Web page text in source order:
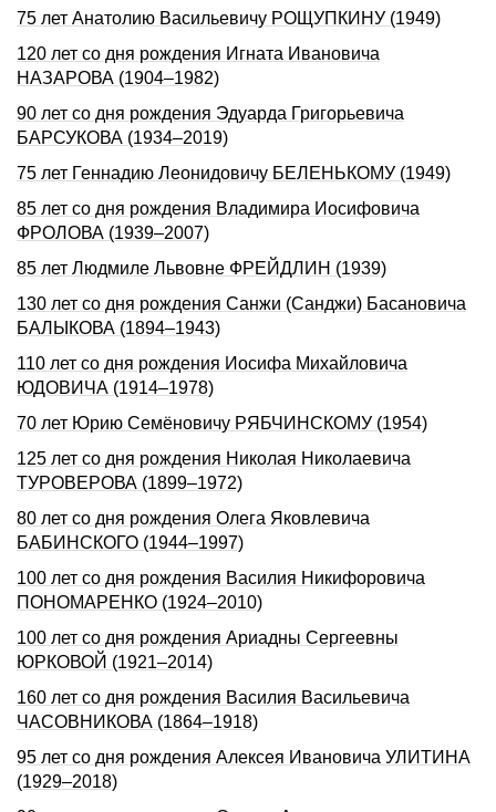
75 лет Анатолию Васильевичу РОЩУПКИНУ (1949)
120 лет со дня рождения Игната Ивановича
НАЗАРОВА (1904–1982)
90 лет со дня рождения Эдуарда Григорьевича
БАРСУКОВА (1934–2019)
75 лет Геннадию Леонидовичу БЕЛЕНЬКОМУ (1949)
85 лет со дня рождения Владимира Иосифовича
ФРОЛОВА (1939–2007)
85 лет Людмиле Львовне ФРЕЙДЛИН (1939)
130 лет со дня pождения Санжи (Санджи) Басановича
БАЛЫКОВА (1894–1943)
110 лет со дня рождения Иосифа Михайловича
ЮДОВИЧА (1914–1978)
70 лет Юрию Семёновичу РЯБЧИНСКОМУ (1954)
125 лет со дня рождения Николая Николаевича
ТУРОВЕРОВА (1899–1972)
80 лет со дня рождения Олега Яковлевича
БАБИНСКОГО (1944–1997)
100 лет со дня рождения Василия Никифоровича
ПОНОМАРЕНКО (1924–2010)
100 лет со дня рождения Ариадны Сергеевны
ЮРКОВОЙ (1921–2014)
160 лет со дня pождения Василия Васильевича
ЧАСОВНИКОВА (1864–1918)
95 лет со дня рождения Алексея Ивановича УЛИТИНА
(1929–2018)